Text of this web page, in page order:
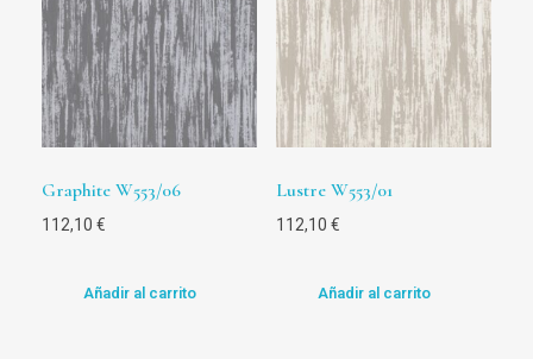
Graphite W553/06
112,10 €
Añadir al carrito
Lustre W553/01
112,10 €
Añadir al carrito